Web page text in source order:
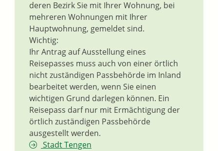
deren Bezirk Sie mit Ihrer Wohnung, bei
mehreren Wohnungen mit Ihrer
Hauptwohnung, gemeldet sind.
Wichtig:
Ihr Antrag auf Ausstellung eines
Reisepasses muss auch von einer örtlich
nicht zuständigen Passbehörde im Inland
bearbeitet werden, wenn Sie einen
wichtigen Grund darlegen können. Ein
Reisepass darf nur mit Ermächtigung der
örtlich zuständigen Passbehörde
ausgestellt werden.
Stadt Tengen